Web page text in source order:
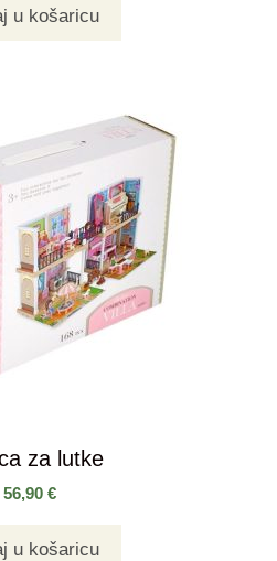
u košaricu
za lutke
56,90 €
u košaricu